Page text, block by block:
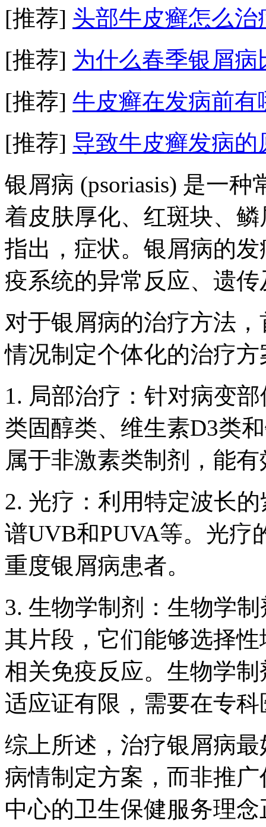
[推荐] 头部牛皮癣怎么治
[推荐] 为什么春季银屑病
[推荐] 牛皮癣在发病前有
[推荐] 导致牛皮癣发病的
银屑病 (psoriasis) 是一
着皮肤厚化、红斑块、
指出，症状。银屑病的
疫系统的异常反应、遗
对于银屑病的治疗方法
情况制定个体化的治疗
1. 局部治疗：针对病变
类固醇类、维生素D3类
属于非激素类制剂，能
2. 光疗：利用特定波长
谱UVB和PUVA等。光疗
重度银屑病患者。
3. 生物学制剂：生物学
其片段，它们能够选择
相关免疫反应。生物学
适应证有限，需要在专
综上所述，治疗银屑病
病情制定方案，而非推
中心的卫生保健服务理